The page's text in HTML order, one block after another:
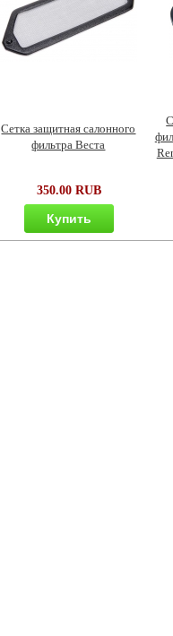
Сетка защитная салонного
фильтра Веста
350.00 RUB
Купить